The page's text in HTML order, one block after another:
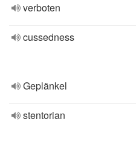
verboten
cussedness
Geplänkel
stentorian